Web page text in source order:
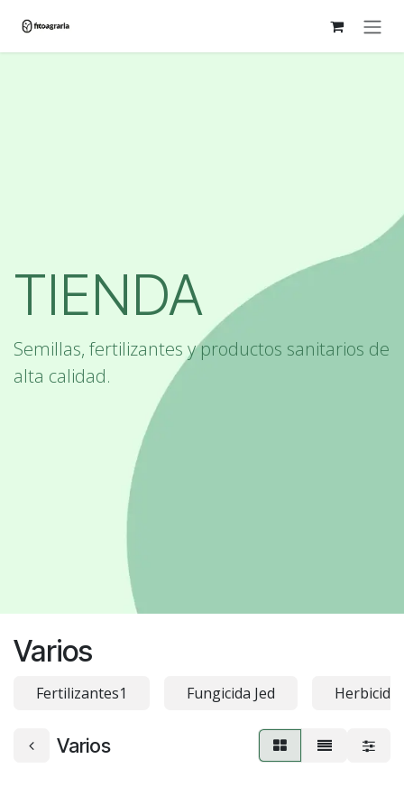
TIENDA
Semillas, fertilizantes y productos sanitarios de
alta calidad.
Varios
Fertilizantes1 Fungicida Jed
Varios